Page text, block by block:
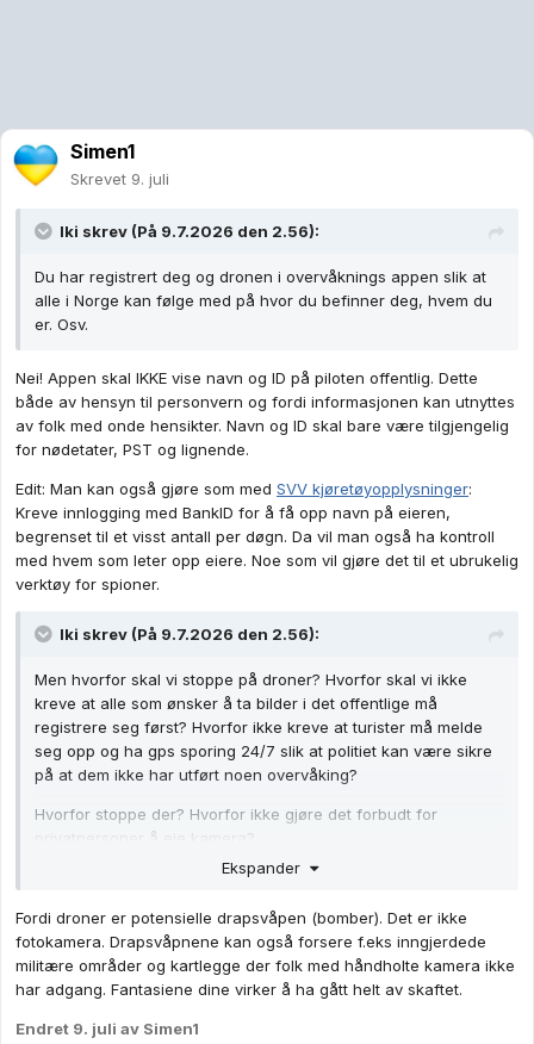
Simen1
Skrevet 9. juli
Iki skrev (På 9.7.2026 den 2.56):
Du har registrert deg og dronen i overvåknings appen slik at
alle i Norge kan følge med på hvor du befinner deg, hvem du
er. Osv.
Nei! Appen skal IKKE vise navn og ID på piloten offentlig. Dette
både av hensyn til personvern og fordi informasjonen kan utnyttes
av folk med onde hensikter. Navn og ID skal bare være tilgjengelig
for nødetater, PST og lignende.
Edit: Man kan også gjøre som med SVV kjøretøyopplysninger:
Kreve innlogging med BankID for å få opp navn på eieren,
begrenset til et visst antall per døgn. Da vil man også ha kontroll
med hvem som leter opp eiere. Noe som vil gjøre det til et ubrukelig
verktøy for spioner.
Iki skrev (På 9.7.2026 den 2.56):
Men hvorfor skal vi stoppe på droner? Hvorfor skal vi ikke
kreve at alle som ønsker å ta bilder i det offentlige må
registrere seg først? Hvorfor ikke kreve at turister må melde
seg opp og ha gps sporing 24/7 slik at politiet kan være sikre
på at dem ikke har utført noen overvåking?
Hvorfor stoppe der? Hvorfor ikke gjøre det forbudt for
privatpersoner å eie kamera?
Ekspander
Fordi droner er potensielle drapsvåpen (bomber). Det er ikke
fotokamera. Drapsvåpnene kan også forsere f.eks inngjerdede
militære områder og kartlegge der folk med håndholte kamera ikke
har adgang. Fantasiene dine virker å ha gått helt av skaftet.
Endret 9. juli av Simen1